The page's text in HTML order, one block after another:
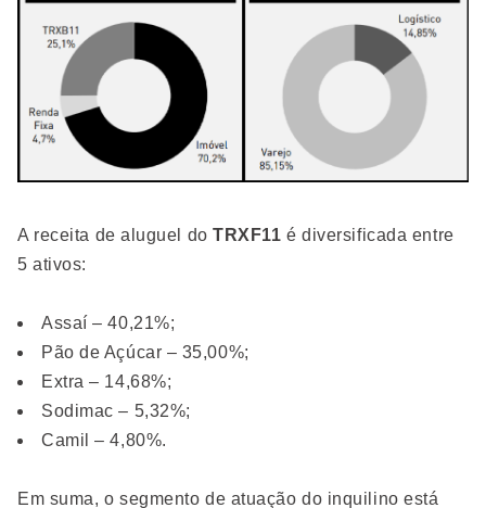
A receita de aluguel doTRXF11 é diversificada entre
5 ativos:
Assaí – 40,21%;
Pão de Açúcar – 35,00%;
Extra – 14,68%;
Sodimac – 5,32%;
Camil – 4,80%.
Em suma, o segmento de atuação do inquilino está